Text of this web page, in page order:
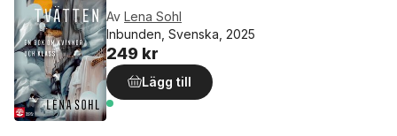
Av Lena Sohl
Inbunden, Svenska, 2025
249 kr
Lägg till